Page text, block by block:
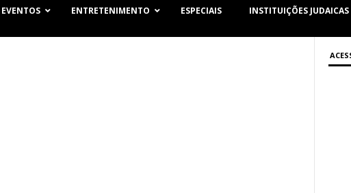
EVENTOS ENTRETENIMENTO ESPECIAIS INSTITUIÇÕES JUDAICAS